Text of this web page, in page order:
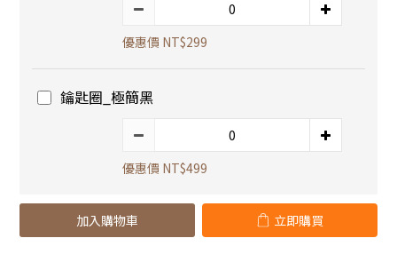
優惠價 NT$299
鑰匙圈_極簡黑
優惠價 NT$499
加入購物車 立即購買